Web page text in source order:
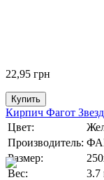
22,95 грн
Купить
Кирпич Фагот
Цвет:
Производитель:
Размер:
Вес:
3.7